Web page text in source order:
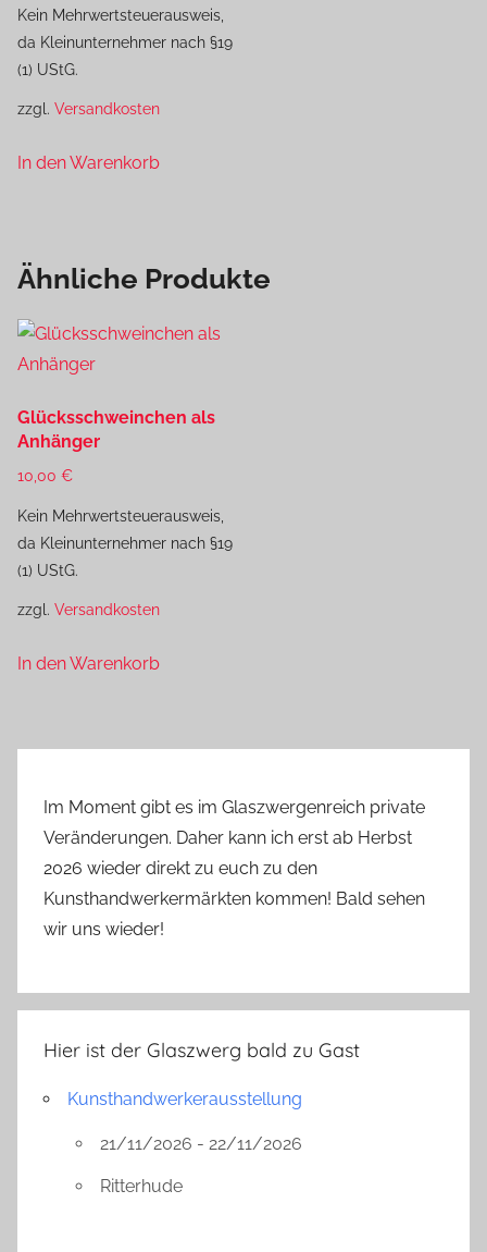
Kein Mehrwertsteuerausweis,
da Kleinunternehmer nach §19
(1) UStG.
zzgl. Versandkosten
In den Warenkorb
Ähnliche Produkte
Glücksschweinchen als
Anhänger
10,00 €
Kein Mehrwertsteuerausweis,
da Kleinunternehmer nach §19
(1) UStG.
zzgl. Versandkosten
In den Warenkorb
Im Moment gibt es im Glaszwergenreich private
Veränderungen. Daher kann ich erst ab Herbst
2026 wieder direkt zu euch zu den
Kunsthandwerkermärkten kommen! Bald sehen
wir uns wieder!
Hier ist der Glaszwerg bald zu Gast
Kunsthandwerkerausstellung
21/11/2026 - 22/11/2026
Ritterhude